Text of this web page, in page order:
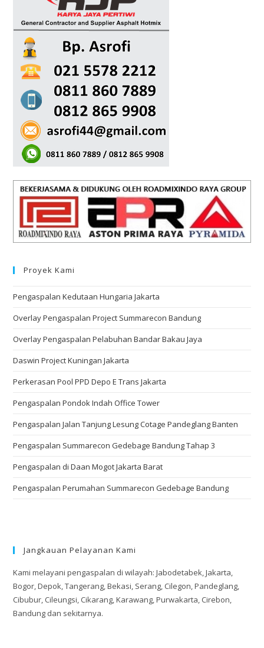
Proyek Kami
Pengaspalan Kedutaan Hungaria Jakarta
Overlay Pengaspalan Project Summarecon Bandung
Overlay Pengaspalan Pelabuhan Bandar Bakau Jaya
Daswin Project Kuningan Jakarta
Perkerasan Pool PPD Depo E Trans Jakarta
Pengaspalan Pondok Indah Office Tower
Pengaspalan Jalan Tanjung Lesung Cotage Pandeglang Banten
Pengaspalan Summarecon Gedebage Bandung Tahap 3
Pengaspalan di Daan Mogot Jakarta Barat
Pengaspalan Perumahan Summarecon Gedebage Bandung
Jangkauan Pelayanan Kami
Kami melayani pengaspalan di wilayah: Jabodetabek, Jakarta,
Bogor, Depok, Tangerang, Bekasi, Serang, Cilegon, Pandeglang,
Cibubur, Cileungsi, Cikarang, Karawang, Purwakarta, Cirebon,
Bandung dan sekitarnya.